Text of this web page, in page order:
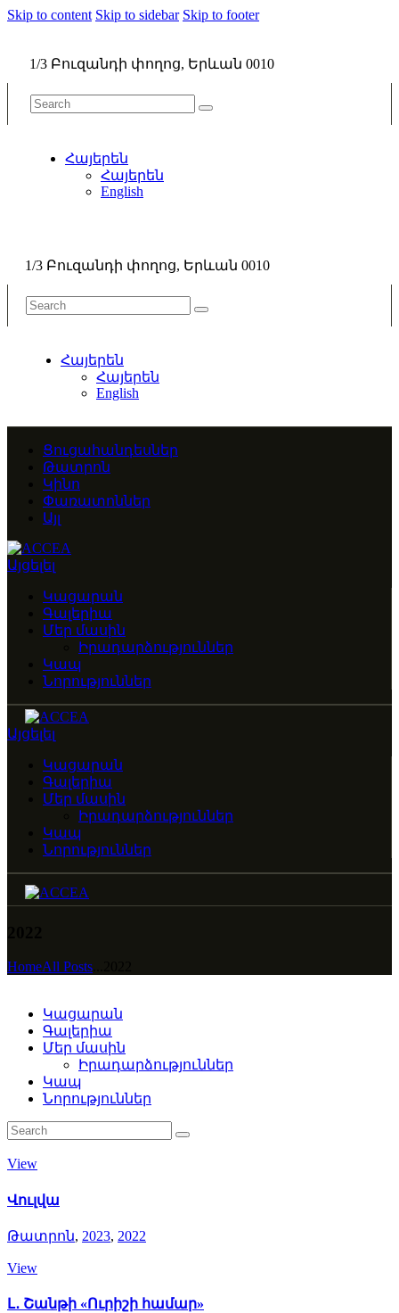
Skip to content Skip to sidebar Skip to footer
1/3 Բուզանդի փողոց, Երևան 0010
Հայերեն
Հայերեն
English
1/3 Բուզանդի փողոց, Երևան 0010
Հայերեն
Հայերեն
English
Ցուցահանդեսներ
Թատրոն
Կինո
Փառատոններ
Այլ
Այցելել
Կացարան
Գալերիա
Մեր մասին
Իրադարձություններ
Կապ
Նորություններ
Այցելել
Կացարան
Գալերիա
Մեր մասին
Իրադարձություններ
Կապ
Նորություններ
HomeAll Posts
Կացարան
Գալերիա
Մեր մասին
Իրադարձություններ
Կապ
Նորություններ
View
Վուլվա
Թատրոն, 2023, 2022
View
Լ․ Շանթի «Ուրիշի համար»